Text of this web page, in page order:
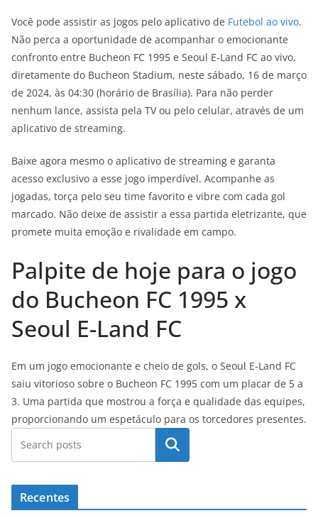
Você pode assistir as jogos pelo aplicativo de Futebol ao vivo.
Não perca a oportunidade de acompanhar o emocionante
confronto entre Bucheon FC 1995 e Seoul E-Land FC ao vivo,
diretamente do Bucheon Stadium, neste sábado, 16 de março
de 2024, às 04:30 (horário de Brasília). Para não perder
nenhum lance, assista pela TV ou pelo celular, através de um
aplicativo de streaming.
Baixe agora mesmo o aplicativo de streaming e garanta
acesso exclusivo a esse jogo imperdível. Acompanhe as
jogadas, torça pelo seu time favorito e vibre com cada gol
marcado. Não deixe de assistir a essa partida eletrizante, que
promete muita emoção e rivalidade em campo.
Palpite de hoje para o jogo
do Bucheon FC 1995 x
Seoul E-Land FC
Em um jogo emocionante e cheio de gols, o Seoul E-Land FC
saiu vitorioso sobre o Bucheon FC 1995 com um placar de 5 a
3. Uma partida que mostrou a força e qualidade das equipes,
proporcionando um espetáculo para os torcedores presentes.
Pesquisar
Recentes